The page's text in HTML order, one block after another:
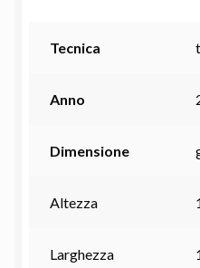
Tecnica
Anno
Dimensione
Altezza
Larghezza